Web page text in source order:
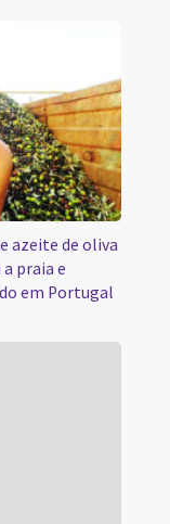
azeite de oliva
praia e
em Portugal